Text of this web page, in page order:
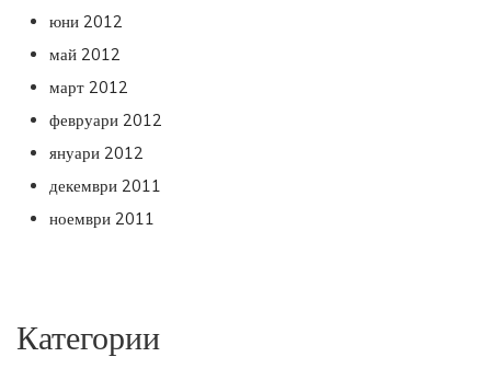
юни 2012
май 2012
март 2012
февруари 2012
януари 2012
декември 2011
ноември 2011
Категории